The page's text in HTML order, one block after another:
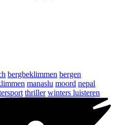
bergbeklimmen bergen
manaslu moord nepal
thriller winters luisteren